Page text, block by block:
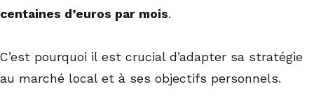
centaines d’euros par mois.
C’est pourquoi il est crucial d’adapter sa stratégie
au marché local et à ses objectifs personnels.